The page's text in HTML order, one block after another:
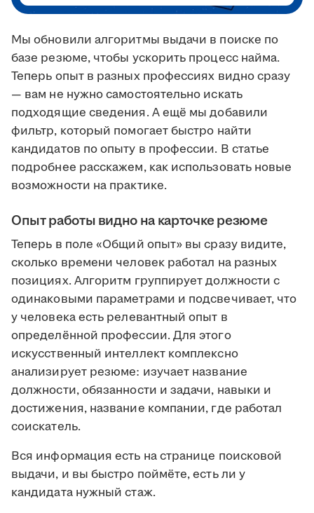
Мы обновили алгоритмы выдачи в поиске по
базе резюме, чтобы ускорить процесс найма.
Теперь опыт в разных профессиях видно сразу
— вам не нужно самостоятельно искать
подходящие сведения. А ещё мы добавили
фильтр, который помогает быстро найти
кандидатов по опыту в профессии. В статье
подробнее расскажем, как использовать новые
возможности на практике.
Опыт работы видно на карточке резюме
Теперь в поле «Общий опыт» вы сразу видите,
сколько времени человек работал на разных
позициях. Алгоритм группирует должности с
одинаковыми параметрами и подсвечивает, что
у человека есть релевантный опыт в
определённой профессии. Для этого
искусственный интеллект комплексно
анализирует резюме: изучает название
должности, обязанности и задачи, навыки и
достижения, название компании, где работал
соискатель.
Вся информация есть на странице поисковой
выдачи, и вы быстро поймёте, есть ли у
кандидата нужный стаж.